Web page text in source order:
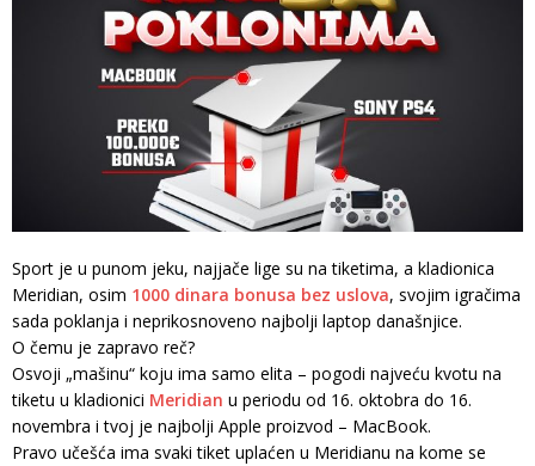
Sport je u punom jeku, najjače lige su na tiketima, a kladionica
Meridian, osim 1000 dinara bonusa bez uslova, svojim igračima
sada poklanja i neprikosnoveno najbolji laptop današnjice.
O čemu je zapravo reč?
Osvoji „mašinu“ koju ima samo elita – pogodi najveću kvotu na
tiketu u kladionici Meridian u periodu od 16. oktobra do 16.
novembra i tvoj je najbolji Apple proizvod – MacBook.
Pravo učešća ima svaki tiket uplaćen u Meridianu na kome se